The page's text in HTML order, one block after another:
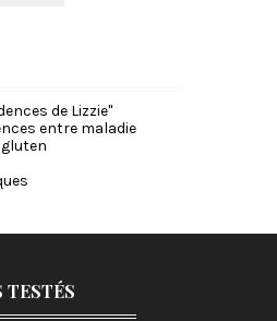
de Lizzie"
entre maladie
TESTÉS